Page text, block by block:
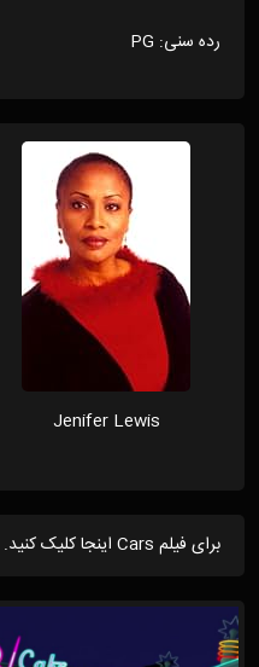
رده سنی: PG
Jenifer Lewis
برای فیلم Cars اینجا کلیک کنید.